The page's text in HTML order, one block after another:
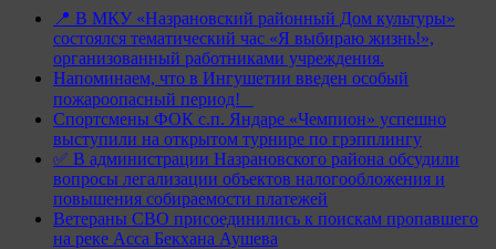
📍 В МКУ «Назрановский районный Дом культуры»
состоялся тематический час «Я выбираю жизнь!»,
организованный работниками учреждения.
Напоминаем, что в Ингушетии введен особый
пожароопасный период!⁣⁣⠀
Спортсмены ФОК с.п. Яндаре «Чемпион» успешно
выступили на открытом турнире по грэпплингу
✅ В администрации Назрановского района обсудили
вопросы легализации объектов налогообложения и
повышения собираемости платежей
Ветераны СВО присоединились к поискам пропавшего
на реке Асса Бекхана Аушева